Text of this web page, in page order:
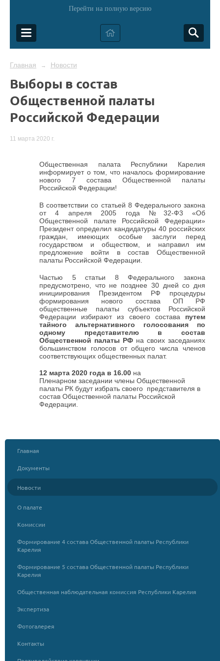
Перейти на полную версию
Главная → Новости
Выборы в состав
Общественной палаты
Российской Федерации
11 марта 2020 г.
Общественная палата Республики Карелия
информирует о том, что началось формирование
нового 7 состава Общественной палаты
Российской Федерации!
В соответствии со статьей 8 Федерального закона
от 4 апреля 2005 года №32-Ф3 «Об
Общественной палате Российской Федерации»
Президент определил кандидатуры 40 российских
граждан, имеющих особые заслуги перед
государством и обществом, и направил им
предложение войти в состав Общественной
палаты Российской Федерации.
Частью 5 статьи 8 Федерального закона
предусмотрено, что не позднее 30 дней со дня
инициирования Президентом РФ процедуры
формирования нового состава ОП РФ
общественные палаты субъектов Российской
Федерации избирают из своего состава путем
тайного альтернативного голосования по
одному представителю в состав
Общественной палаты РФ на своих заседаниях
большинством голосов от общего числа членов
соответствующих общественных палат.
12 марта 2020 года в 16.00 на
Пленарном заседании члены Общественной
палаты РК будут избрать своего представителя в
состав Общественной палаты Российской
Федерации.
Главная
Документы
Новости
О палате
Комиссии
Формирование 4 состава Общественной палаты Республики
Карелия
Формирование 5 состава Общественной палаты Республики
Карелия
Общественная наблюдательная комиссия Республики Карелия
Экспертиза
Фотогалерея
Контакты